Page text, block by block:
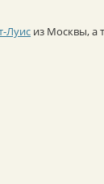
Луис из Москвы, а